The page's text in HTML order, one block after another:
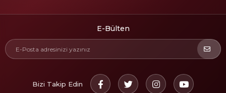
E-Bülten
Bizi Takip Edin